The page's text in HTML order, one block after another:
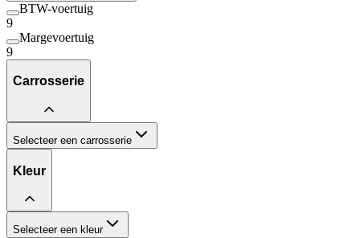
BTW-voertuig
9
Margevoertuig
9
Carrosserie
Selecteer een carrosserie
Kleur
Selecteer een kleur